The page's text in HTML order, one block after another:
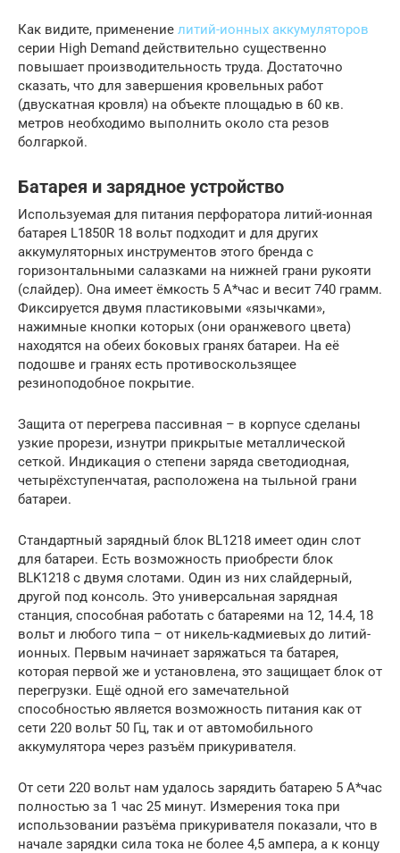
Как видите, применение литий-ионных аккумуляторов
серии High Demand действительно существенно
повышает производительность труда. Достаточно
сказать, что для завершения кровельных работ
(двускатная кровля) на объекте площадью в 60 кв.
метров необходимо выполнить около ста резов
болгаркой.
Батарея и зарядное устройство
Используемая для питания перфоратора литий-ионная
батарея L1850R 18 вольт подходит и для других
аккумуляторных инструментов этого бренда с
горизонтальными салазками на нижней грани рукояти
(слайдер). Она имеет ёмкость 5 А*час и весит 740 грамм.
Фиксируется двумя пластиковыми «язычками»,
нажимные кнопки которых (они оранжевого цвета)
находятся на обеих боковых гранях батареи. На её
подошве и гранях есть противоскользящее
резиноподобное покрытие.
Защита от перегрева пассивная – в корпусе сделаны
узкие прорези, изнутри прикрытые металлической
сеткой. Индикация о степени заряда светодиодная,
четырёхступенчатая, расположена на тыльной грани
батареи.
Стандартный зарядный блок BL1218 имеет один слот
для батареи. Есть возможность приобрести блок
BLK1218 c двумя слотами. Один из них слайдерный,
другой под консоль. Это универсальная зарядная
станция, способная работать с батареями на 12, 14.4, 18
вольт и любого типа – от никель-кадмиевых до литий-
ионных. Первым начинает заряжаться та батарея,
которая первой же и установлена, это защищает блок от
перегрузки. Ещё одной его замечательной
способностью является возможность питания как от
сети 220 вольт 50 Гц, так и от автомобильного
аккумулятора через разъём прикуривателя.
От сети 220 вольт нам удалось зарядить батарею 5 А*час
полностью за 1 час 25 минут. Измерения тока при
использовании разъёма прикуривателя показали, что в
начале зарядки сила тока не более 4,5 ампера, а к концу